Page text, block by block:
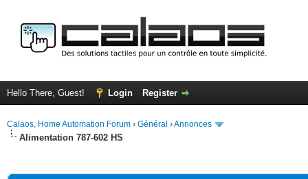
Hello There, Guest! Login Register
Calaos, Home Automation Forum › Général ›Annonces
Alimentation 787-602 HS